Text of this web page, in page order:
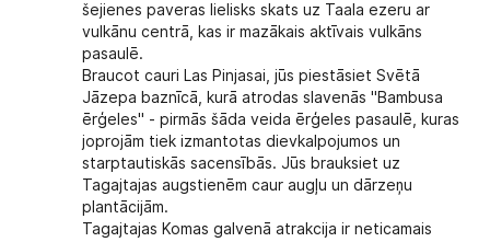
šejienes paveras lielisks skats uz Taala ezeru ar
vulkānu centrā, kas ir mazākais aktīvais vulkāns
pasaulē.
Braucot cauri Las Pinjasai, jūs piestāsiet Svētā
Jāzepa baznīcā, kurā atrodas slavenās "Bambusa
ērģeles" - pirmās šāda veida ērģeles pasaulē, kuras
joprojām tiek izmantotas dievkalpojumos un
starptautiskās sacensībās. Jūs brauksiet uz
Tagajtajas augstienēm caur augļu un dārzeņu
plantācijām.
Tagajtajas Komas galvenā atrakcija ir neticamais